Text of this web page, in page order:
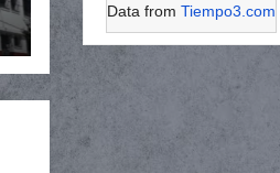
Data from Tiempo3.com